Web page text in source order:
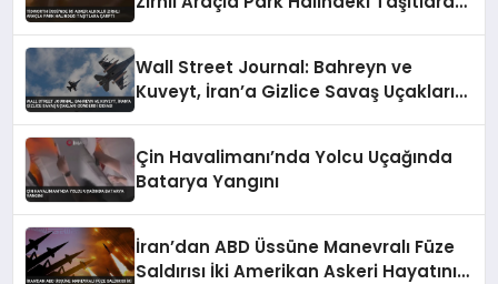
Wall Street Journal: Bahreyn ve
Kuveyt, İran’a Gizlice Savaş Uçakları
Çin Havalimanı’nda Yolcu Uçağında
Batarya Yangını
İran’dan ABD Üssüne Manevralı Füze
Saldırısı İki Amerikan Askeri Hayatını